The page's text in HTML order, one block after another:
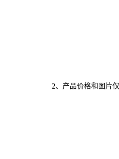
2、产品价格和图片